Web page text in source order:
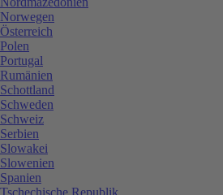
Norwegen
Österreich
Polen
Portugal
Rumänien
Schottland
Schweden
Schweiz
Serbien
Slowakei
Slowenien
Spanien
Tschechische Republik